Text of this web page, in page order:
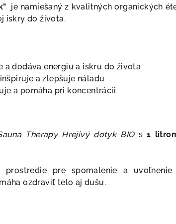
je namiešaný z kvalitných organických
iskry do života.
a dodáva energiu a iskru do života
a zlepšuje náladu
a pomáha pri koncentrácii
Therapy Hrejivý dotyk BIOs 1
prostredie pre spomalenie a
ozdraviť telo aj dušu.